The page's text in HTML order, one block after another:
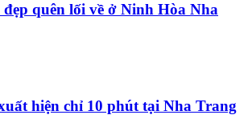
đẹp quên lối về ở Ninh Hòa Nha
hiện chỉ 10 phút tại Nha Trang